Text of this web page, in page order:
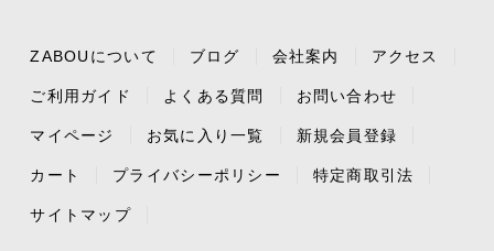
ZABOUについて ブログ 会社案内 アクセス
ご利用ガイド よくある質問 お問い合わせ
マイページ お気に入り一覧 新規会員登録
カート プライバシーポリシー 特定商取引法
サイトマップ